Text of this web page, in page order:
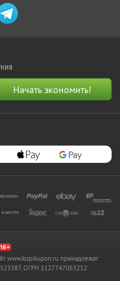
www.kupikupon.ru принадлежат
ОГРН 1127747063212